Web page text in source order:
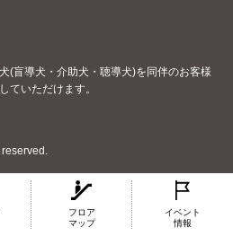
フロア
マップ
イベント
情報
(盲導犬・介助犬・聴導犬)を同伴のお客様
ていただけます。